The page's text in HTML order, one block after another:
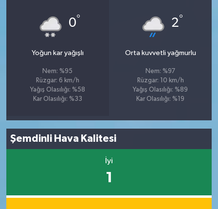
0°
Yoğun kar yağışlı
Nem: %95
Rüzgar: 6 km/h
Yağış Olasılığı: %58
Kar Olasılığı: %33
2°
Orta kuvvetli yağmurlu
Nem: %97
Rüzgar: 10 km/h
Yağış Olasılığı: %89
Kar Olasılığı: %19
Şemdinli Hava Kalitesi
İyi
1